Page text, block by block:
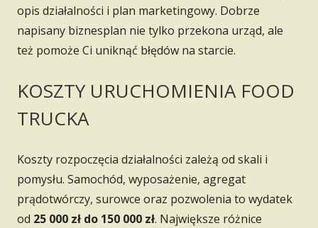
opis działalności i plan marketingowy. Dobrze
napisany biznesplan nie tylko przekona urząd, ale
też pomoże Ci uniknąć błędów na starcie.
KOSZTY URUCHOMIENIA FOOD
TRUCKA
Koszty rozpoczęcia działalności zależą od skali i
pomysłu. Samochód, wyposażenie, agregat
prądotwórczy, surowce oraz pozwolenia to wydatek
od 25 000 zł do 150 000 zł. Największe różnice